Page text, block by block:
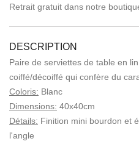
Retrait gratuit dans notre
DESCRIPTION
Paire de serviettes de table en
coiffé/décoiffé qui confère du
Coloris: Blanc
Dimensions: 40x40cm
Détails: Finition mini bourdon et
l'angle